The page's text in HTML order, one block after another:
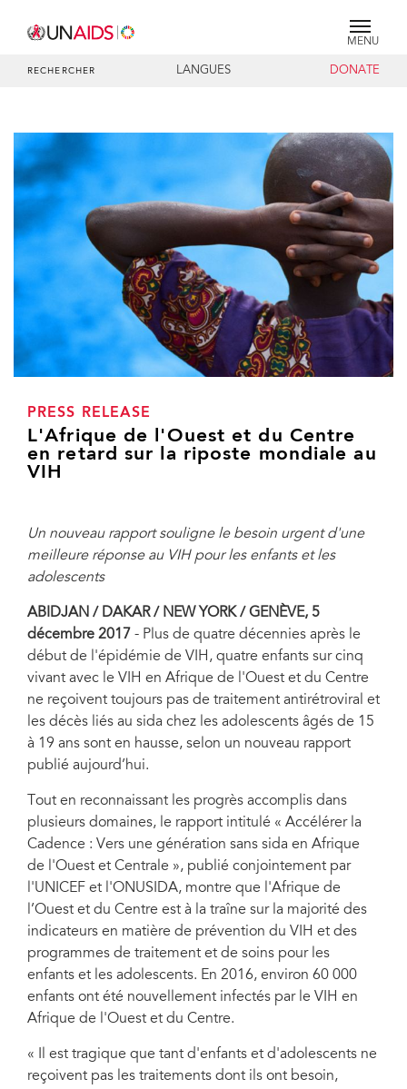
MENU
RECHERCHER LANGUES DONATE
PRESS RELEASE
L'Afrique de l'Ouest et du Centre
en retard sur la riposte mondiale au
VIH
Un nouveau rapport souligne le besoin urgent d'une
meilleure réponse au VIH pour les enfants et les
adolescents
ABIDJAN / DAKAR / NEW YORK / GENÈVE, 5
décembre 2017 - Plus de quatre décennies après le
début de l'épidémie de VIH, quatre enfants sur cinq
vivant avec le VIH en Afrique de l'Ouest et du Centre
ne reçoivent toujours pas de traitement antirétroviral et
les décès liés au sida chez les adolescents âgés de 15
à 19 ans sont en hausse, selon un nouveau rapport
publié aujourd’hui.
Tout en reconnaissant les progrès accomplis dans
plusieurs domaines, le rapport intitulé « Accélérer la
Cadence : Vers une génération sans sida en Afrique
de l'Ouest et Centrale », publié conjointement par
l'UNICEF et l'ONUSIDA, montre que l'Afrique de
l’Ouest et du Centre est à la traîne sur la majorité des
indicateurs en matière de prévention du VIH et des
programmes de traitement et de soins pour les
enfants et les adolescents. En 2016, environ 60 000
enfants ont été nouvellement infectés par le VIH en
Afrique de l'Ouest et du Centre.
« Il est tragique que tant d'enfants et d'adolescents ne
reçoivent pas les traitements dont ils ont besoin,